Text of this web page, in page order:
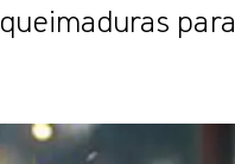
para